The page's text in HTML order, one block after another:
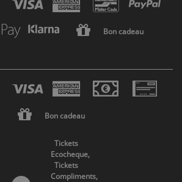
Bon cadeau
Bon cadeau
Tickets
Ecocheque,
Tickets
Compliments,